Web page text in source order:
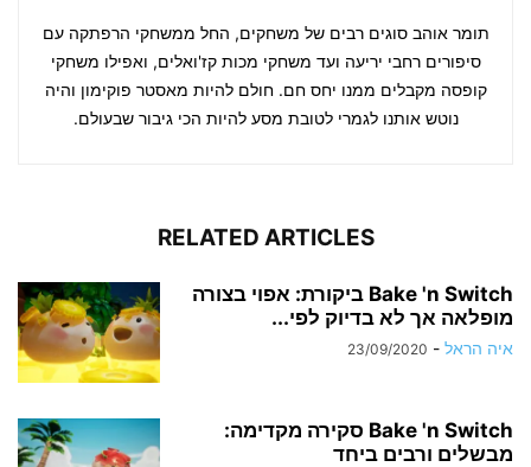
תומר אוהב סוגים רבים של משחקים, החל ממשחקי הרפתקה עם
סיפורים רחבי יריעה ועד משחקי מכות קז'ואלים, ואפילו משחקי
קופסה מקבלים ממנו יחס חם. חולם להיות מאסטר פוקימון והיה
נוטש אותנו לגמרי לטובת מסע להיות הכי גיבור שבעולם.
RELATED ARTICLES
Bake 'n Switch ביקורת: אפוי בצורה
מופלאה אך לא בדיוק לפי...
איה הראל -
23/09/2020
Bake 'n Switch סקירה מקדימה:
מבשלים ורבים ביחד